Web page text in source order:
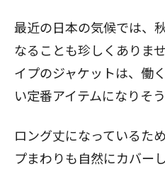
最近の日本の気候では、
なることも珍しくありま
イプのジャケットは、働
い定番アイテムになりそう
ロング丈になっているた
プまわりも自然にカバー